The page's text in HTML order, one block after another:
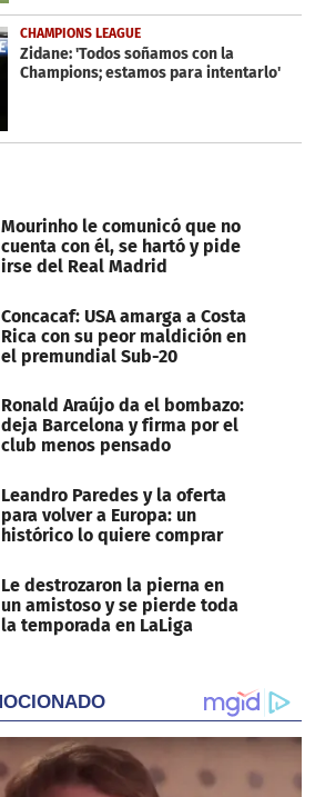
CHAMPIONS LEAGUE
Zidane: 'Todos soñamos con la
Champions; estamos para intentarlo'
Mourinho le comunicó que no
cuenta con él, se hartó y pide
irse del Real Madrid
Concacaf: USA amarga a Costa
Rica con su peor maldición en
el premundial Sub-20
Ronald Araújo da el bombazo:
deja Barcelona y firma por el
club menos pensado
Leandro Paredes y la oferta
para volver a Europa: un
histórico lo quiere comprar
Le destrozaron la pierna en
un amistoso y se pierde toda
la temporada en LaLiga